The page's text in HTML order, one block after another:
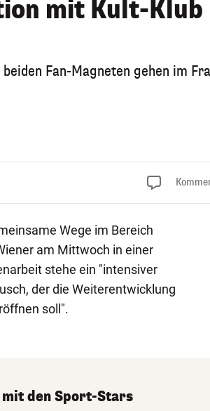
mit Kult-Klub
Fan-Magneten gehen im
Wege im Bereich
am Mittwoch in einer
stehe ein "intensiver
der die Weiterentwicklung
soll".
den Sport-Stars